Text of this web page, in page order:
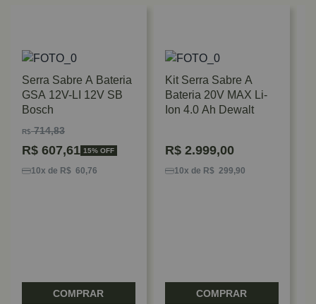
Serra Sabre A Bateria
GSA 12V-LI 12V SB
Bosch
R$714,83
R$ 607,61 15% OFF
10x de R$ 60,76
COMPRAR
Kit Serra Sabre A
Bateria 20V MAX Li-
Ion 4.0 Ah Dewalt
R$ 2.999,00
10x de R$ 299,90
COMPRAR